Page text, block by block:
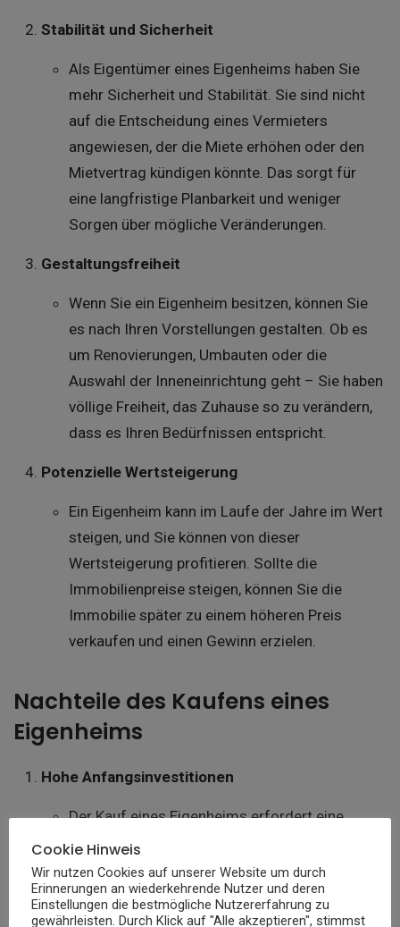
Stabilität und Sicherheit
Als Eigentümer eines Eigenheims haben Sie
mehr Sicherheit und Stabilität. Sie sind nicht
auf die Entscheidung eines Vermieters
angewiesen, der die Miete erhöhen oder den
Mietvertrag kündigen könnte. Das sorgt für
eine langfristige Planbarkeit und weniger
Sorgen über mögliche Veränderungen.
Gestaltungsfreiheit
Wenn Sie ein Eigenheim besitzen, können Sie
es nach Ihren Vorstellungen gestalten. Ob es
um Renovierungen, Umbauten oder die
Auswahl der Inneneinrichtung geht – Sie haben
völlige Freiheit, das Zuhause so zu verändern,
dass es Ihren Bedürfnissen entspricht.
Potenzielle Wertsteigerung
Ein Eigenheim kann im Laufe der Jahre im Wert
steigen, und Sie können von dieser
Wertsteigerung profitieren. Sollte die
Immobilienpreise steigen, können Sie die
Immobilie später zu einem höheren Preis
verkaufen und einen Gewinn erzielen.
Nachteile des Kaufens eines
Eigenheims
Hohe Anfangsinvestitionen
Der Kauf eines Eigenheims erfordert eine
erhebliche Anfangsinvestition. Die Anzahlung
ist oft ein großer Betrag, und zusätzliche
Kosten wie Notarkosten, Maklergebühren und
Steuern können die Ausgaben weiter erhöhen.
Cookie Hinweis
Wir nutzen Cookies auf unserer Website um durch
Erinnerungen an wiederkehrende Nutzer und deren
Einstellungen die bestmögliche Nutzererfahrung zu
gewährleisten. Durch Klick auf "Alle akzeptieren", stimmst